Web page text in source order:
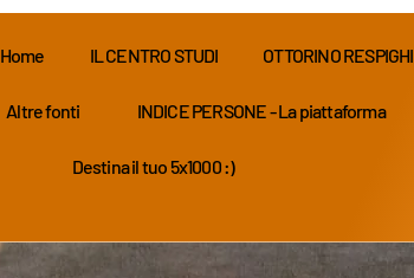
Home IL CENTRO STUDI OTTORINO RESPIGHI
Altre fonti INDICE PERSONE - La piattaforma
Destina il tuo 5x1000 :)